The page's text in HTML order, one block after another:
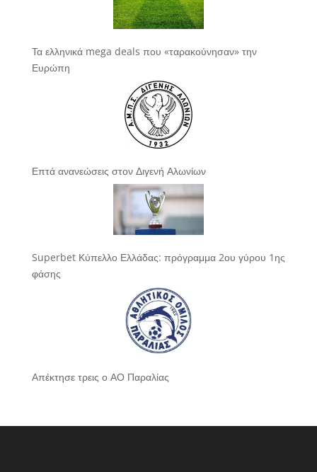
Τα ελληνικά mega deals που «ταρακούνησαν» την
Ευρώπη
Επτά ανανεώσεις στον Διγενή Αλωνίων
Superbet Κύπελλο Ελλάδας: πρόγραμμα 2ου γύρου 1ης
φάσης
Απέκτησε τρεις ο ΑΟ Παραλίας